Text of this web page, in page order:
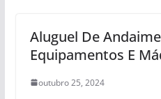
Aluguel De
Equipamentos E
outubro 25, 2024